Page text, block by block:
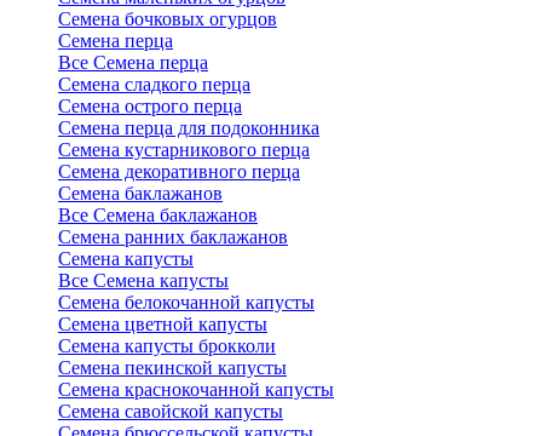
Семена бочковых огурцов
Семена перца
Все Семена перца
Семена сладкого перца
Семена острого перца
Семена перца для подоконника
Семена кустарникового перца
Семена декоративного перца
Семена баклажанов
Все Семена баклажанов
Семена ранних баклажанов
Семена капусты
Все Семена капусты
Семена белокочанной капусты
Семена цветной капусты
Семена капусты брокколи
Семена пекинской капусты
Семена краснокочанной капусты
Семена савойской капусты